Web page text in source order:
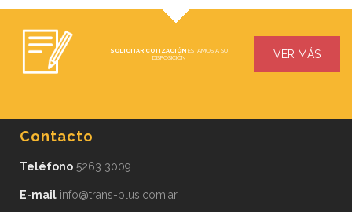
SOLICITAR COTIZACIÓN ESTAMOS A SU
DISPOSICIÓN
VER MÁS
Contacto
Teléfono 5263 3009
E-mail info@trans-plus.com.ar